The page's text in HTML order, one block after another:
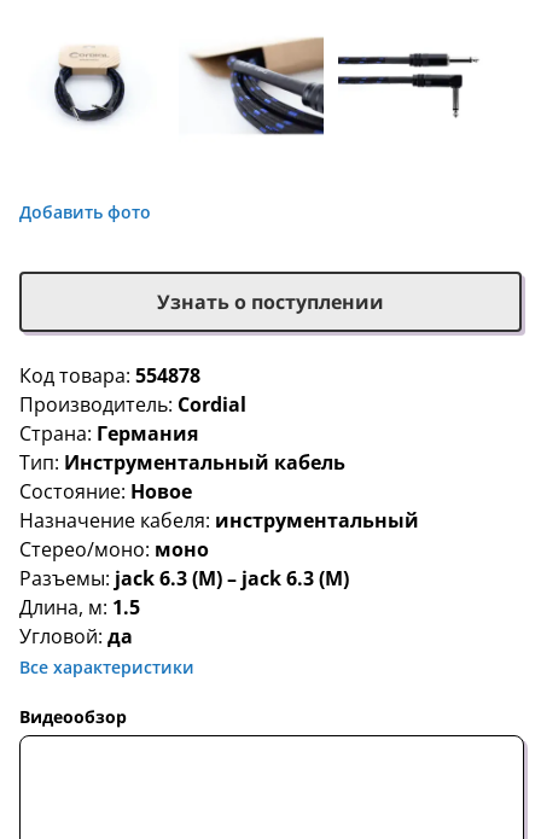
Добавить фото
Код товара: 554878
Производитель: Cordial
Страна: Германия
Тип: Инструментальный кабель
Состояние: Новое
Назначение кабеля: инструментальный
Стерео/моно: моно
Разъемы: jack 6.3 (M) – jack 6.3 (M)
Длина, м: 1.5
Угловой: да
Все характеристики
Видеообзор
Узнать о поступлении